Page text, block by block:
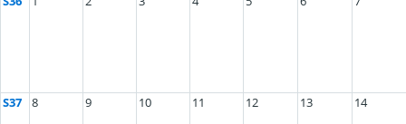
S37 8 9 10 11 12 13 14